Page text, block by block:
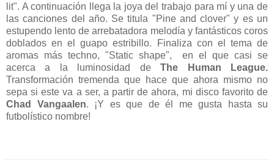
lit". A continuación llega la joya del trabajo para mí y una de
las canciones del año. Se titula "Pine and clover" y es un
estupendo lento de arrebatadora melodía y fantásticos coros
doblados en el guapo estribillo. Finaliza con el tema de
aromas más techno, "Static shape", en el que casi se
acerca a la luminosidad deThe Human League.
Transformación tremenda que hace que ahora mismo no
sepa si este va a ser, a partir de ahora, mi disco favorito de
Chad Vangaalen. ¡Y es que de él me gusta hasta su
futbolístico nombre!